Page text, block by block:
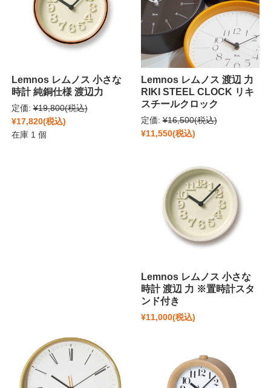
Lemnos レムノス 小さな
時計 純銅仕様 渡辺力
定価: ¥19,800(税込)
¥17,820(税込)
在庫 1 個
Lemnos レムノス 渡辺 力
RIKI STEEL CLOCK リキ
スチールクロック
定価: ¥16,500(税込)
¥11,550(税込)
Lemnos レムノス 小さな
時計 渡辺 力 ※置時計スタ
ンド付き
¥11,000(税込)